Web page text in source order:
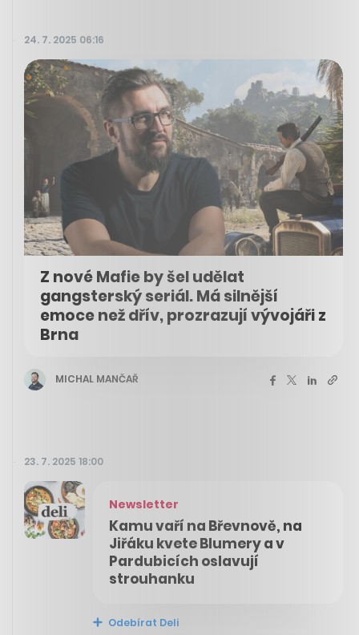
24. 7. 2025 06:16
Z nové Mafie by šel udělat
gangsterský seriál. Má silnější
emoce než dřív, prozrazují vývojáři z
Brna
MICHAL MANČAŘ
23. 7. 2025 18:00
Newsletter
Kamu vaří na Břevnově, na
Jiřáku kvete Blumery a v
Pardubicích oslavují
strouhanku
Odebírat Deli